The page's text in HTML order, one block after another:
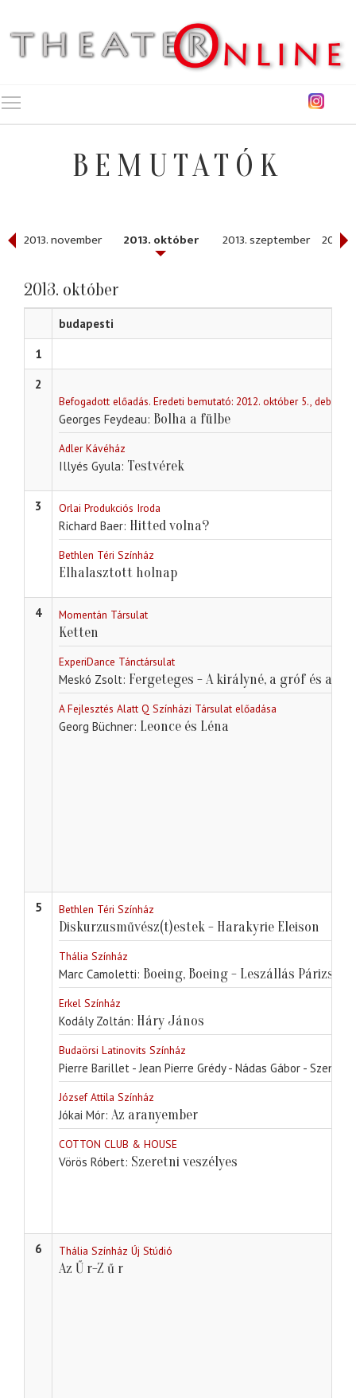
BEMUTATÓK
2013. november 2013. október 2013. szeptember 2013.
2013. október
budapesti
1
2
Befogadott előadás. Eredeti bemutató: 2012. október 5.,
Georges Feydeau Bolha a fülbe
Adler Kávéház
Illyés Gyula Testvérek
3 Orlai Produkciós Iroda
Richard Baer Hitted volna?
Bethlen Téri Színház
Elhalasztott holnap
4 Momentán Társulat
Ketten
ExperiDance Tánctársulat
Meskó Zsolt Fergeteges - A királyné, a gróf és a
A Fejlesztés Alatt Q Színházi Társulat előadása
Georg Büchner Leonce és Léna
5 Bethlen Téri Színház
Diskurzusművész(t)estek - Harakyrie Eleison
Thália Színház
Marc Camoletti Boeing, Boeing - Leszállás Párizsban
Erkel Színház
Kodály Zoltán Háry János
Budaörsi Latinovits Színház
Pierre Barillet - Jean Pierre Grédy - Nádas Gábor - Szenes
József Attila Színház
Jókai Mór Az aranyember
COTTON CLUB & HOUSE
Vörös Róbert Szeretni veszélyes
6 Thália Színház Új Stúdió
Az Ű r-Z ű r